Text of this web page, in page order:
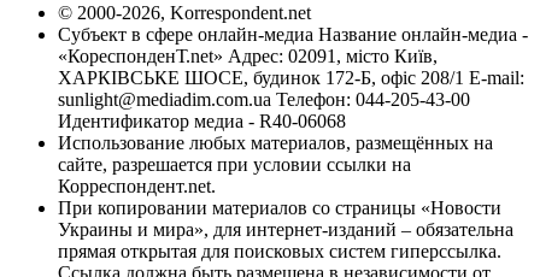
© 2000-2026, Korrespondent.net
Субъект в сфере онлайн-медиа Название онлайн-медиа -
«КореспонденТ.net» Адрес: 02091, місто Київ,
ХАРКІВСЬКЕ ШОСЕ, будинок 172-Б, офіс 208/1 E-mail:
sunlight@mediadim.com.ua Телефон: 044-205-43-00
Идентификатор медиа - R40-06068
Использование любых материалов, размещённых на
сайте, разрешается при условии ссылки на
Корреспондент.net.
При копировании материалов со страницы «Новости
Украины и мира», для интернет-изданий – обязательна
прямая открытая для поисковых систем гиперссылка.
Ссылка должна быть размещена в независимости от